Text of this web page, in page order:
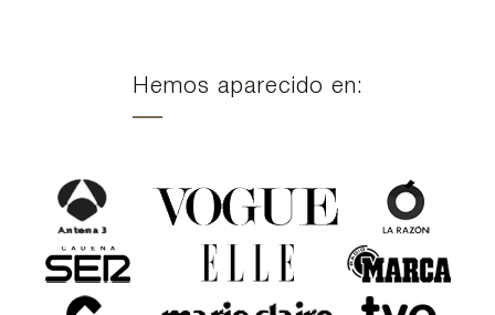
Hemos aparecido en: